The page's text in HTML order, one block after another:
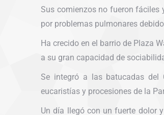
Sus comienzos no fueron fáciles
por problemas pulmonares
Ha crecido en el barrio de Plaza
a su gran capacidad de
Se integró a las batucadas del
eucaristías y procesiones de la
Un día llegó con un fuerte dolor